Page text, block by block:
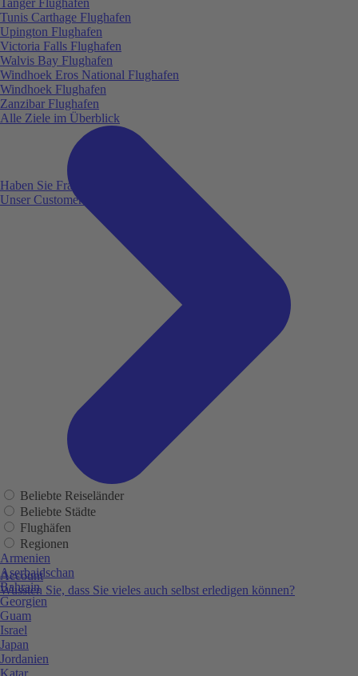
Haben Sie Fragen?
Unser Customer Service ist für Sie da!
Account
Wussten Sie, dass Sie vieles auch selbst erledigen können?
Tunis Carthage Flughafen
Upington Flughafen
Victoria Falls Flughafen
Walvis Bay Flughafen
Windhoek Eros National Flughafen
Windhoek Flughafen
Zanzibar Flughafen
Alle Ziele im Überblick
Beliebte Reiseländer
Beliebte Städte
Flughäfen
Regionen
Armenien
Aserbaidschan
Bahrain
Georgien
Guam
Israel
Japan
Jordanien
Katar